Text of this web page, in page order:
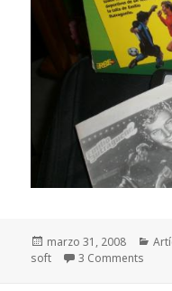
Publicado
el
marzo 31, 2008
soft
3 Comments